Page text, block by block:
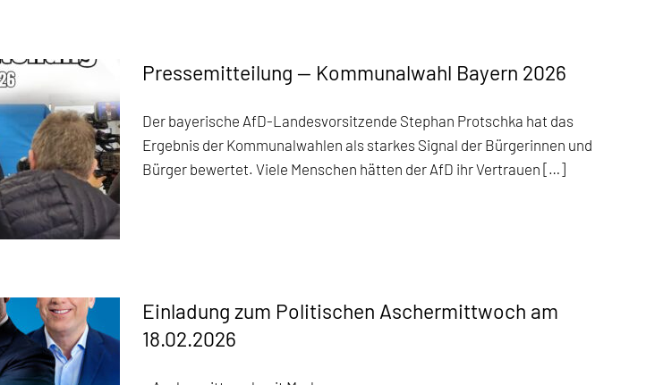
Pressemitteilung — Kommunalwahl Bayern 2026
Der bayerische AfD-Landesvorsitzende Stephan Protschka hat das
Ergebnis der Kommunalwahlen als starkes Signal der Bürgerinnen und
Bürger bewertet. Viele Menschen hätten der AfD ihr Vertrauen […]
Einladung zum Politischen Aschermittwoch am
18.02.2026